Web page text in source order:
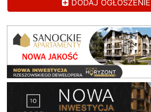
DODAJ OGŁOSZENIE